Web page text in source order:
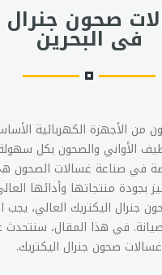
صحون جنرال
فى البحرين
من الأجهزة الكهربائية
الأواني والصحون بكل
في صناعة غسالات الصحون
بجودة منتجاتها وأدائها
جنرال اليكتريك العالي،
في هذا المقال،
غسالات صحون جنرال اليكتريك.